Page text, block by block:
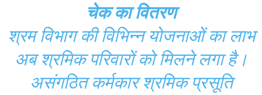
चेक का वितरण
श्रम विभाग की विभिन्न योजनाओं का लाभ
अब श्रमिक परिवारों को मिलने लगा है।
असंगठित कर्मकार श्रमिक प्रसूति